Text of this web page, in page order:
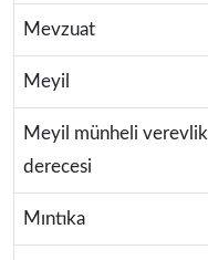
Mevzuat
Meyil
Meyil münheli verevlik
derecesi
Mıntıka